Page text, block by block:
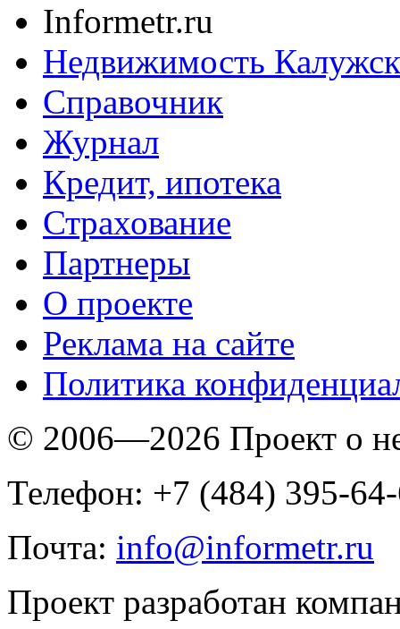
Informetr.ru
Недвижимость
Справочник
Журнал
Кредит, ипотека
Страхование
Партнеры
O проекте
Реклама на сайте
Политика
© 2006—2026 Проект о
Телефон: +7 (484) 395-
Почта: info@informetr.ru
Проект разработан